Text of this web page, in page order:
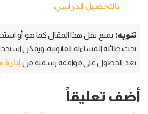
بالتحصيل الدراسي.
تنويه: يمنع نقل هذا المقال كما هو أو
تحت طائلة المساءلة القانونية، ويمكن
بعد الحصول على موافقة رسمية من
أضف تعليقاً